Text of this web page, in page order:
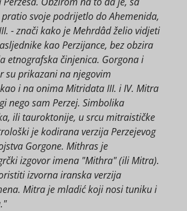
svoje podrijetlo do Ahemenida,
- znači kako je Mehrdâd želio vidjeti
kao Perzijance, bez obzira
etnografska činjenica. Gorgona i
su prikazani na njegovim
i na onima Mitridata III. i IV. Mitra
nego sam Perzej. Simbolika
ili tauroktonije, u srcu mitraističke
je kodirana verzija Perzejevog
Gorgone. Mithras je
izgovor imena "Mithra" (ili Mitra).
izvorna iranska verzija
Mitra je mladić koji nosi tuniku i